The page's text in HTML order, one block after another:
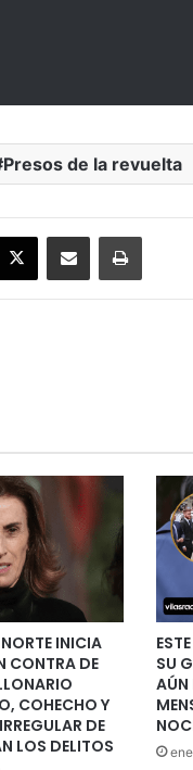
Presos de la revuelta
X Enviar vía email Imprimir
INICIA
CONTRA DE
COHECHO Y
DE
LOS DELITOS
SU
AÚN